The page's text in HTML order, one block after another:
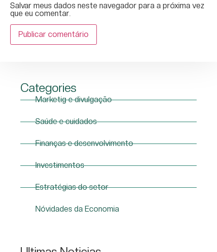
Salvar meus dados neste navegador para a próxima vez
que eu comentar.
Categories
Marketig e divulgação
Saúde e cuidados
Finanças e desenvolvimento
Investimentos
Estratégias do setor
Nóvidades da Economia